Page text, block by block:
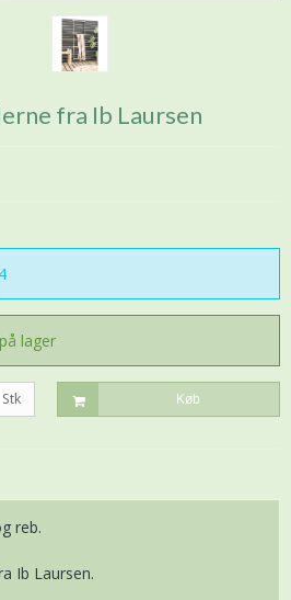
fra Ib Laursen
på lager
Stk Køb
reb.
Ib Laursen.